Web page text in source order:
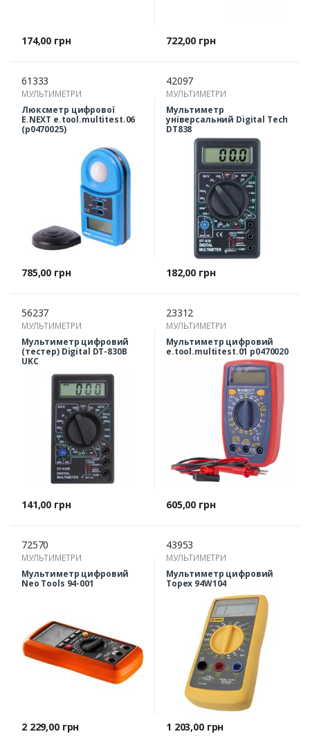
Ціна
174,00 грн Ціна
722,00 грн
61333
МУЛЬТИМЕТРИ
Люксметр цифрової
E.NEXT e.tool.multitest.06
(p0470025)
Ціна
785,00 грн
42097
МУЛЬТИМЕТРИ
Мультиметр
універсальний Digital Tech
DT838
Ціна
182,00 грн
56237
МУЛЬТИМЕТРИ
Мультиметр цифровий
(тестер) Digital DT-830B
UKC
Ціна
141,00 грн
23312
МУЛЬТИМЕТРИ
Мультиметр цифровий
e.tool.multitest.01 p0470020
Ціна
605,00 грн
72570
МУЛЬТИМЕТРИ
Мультиметр цифровий
Neo Tools 94-001
Ціна
2 229,00 грн
43953
МУЛЬТИМЕТРИ
Мультиметр цифровий
Topex 94W104
Ціна
1 203,00 грн